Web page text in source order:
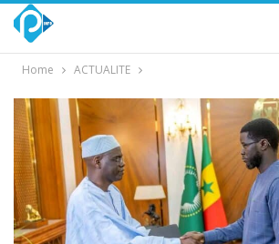
Home ACTUALITE